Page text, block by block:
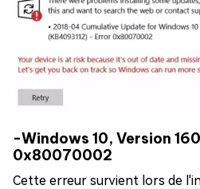
-Windows 10, Version
0x80070002
Cette erreur survient lors de